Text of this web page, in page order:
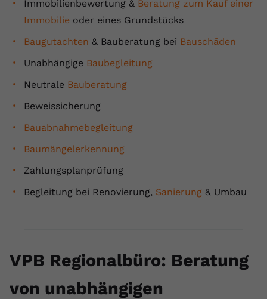
Immobilienbewertung & Beratung zum Kauf einer
Immobilie oder eines Grundstücks
Baugutachten & Bauberatung bei Bauschäden
Unabhängige Baubegleitung
Neutrale Bauberatung
Beweissicherung
Bauabnahmebegleitung
Baumängelerkennung
Zahlungsplanprüfung
Begleitung bei Renovierung, Sanierung & Umbau
VPB Regionalbüro: Beratung
von unabhängigen